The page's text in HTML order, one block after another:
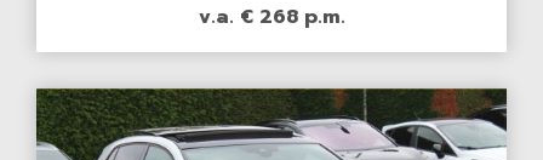
v.a. € 268 p.m.